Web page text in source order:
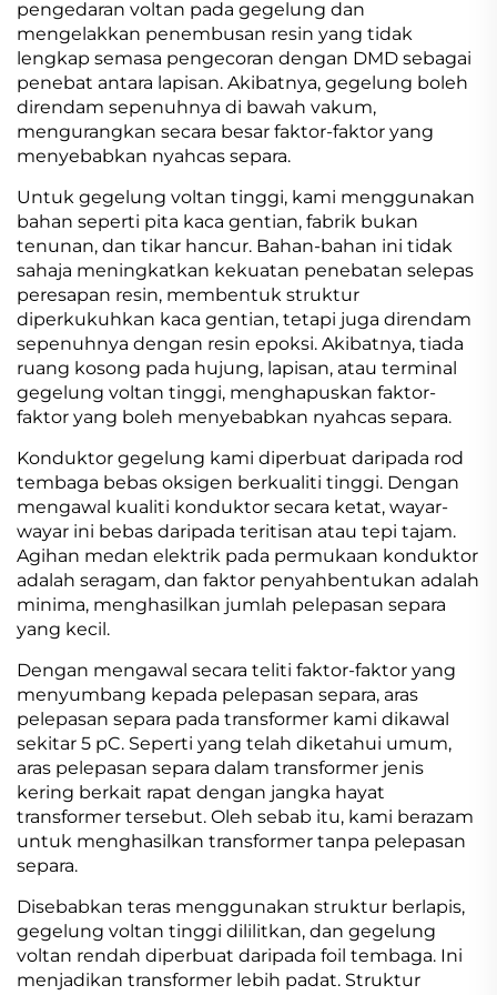
pengedaran voltan pada gegelung dan
mengelakkan penembusan resin yang tidak
lengkap semasa pengecoran dengan DMD sebagai
penebat antara lapisan. Akibatnya, gegelung boleh
direndam sepenuhnya di bawah vakum,
mengurangkan secara besar faktor-faktor yang
menyebabkan nyahcas separa.
Untuk gegelung voltan tinggi, kami menggunakan
bahan seperti pita kaca gentian, fabrik bukan
tenunan, dan tikar hancur. Bahan-bahan ini tidak
sahaja meningkatkan kekuatan penebatan selepas
peresapan resin, membentuk struktur
diperkukuhkan kaca gentian, tetapi juga direndam
sepenuhnya dengan resin epoksi. Akibatnya, tiada
ruang kosong pada hujung, lapisan, atau terminal
gegelung voltan tinggi, menghapuskan faktor-
faktor yang boleh menyebabkan nyahcas separa.
Konduktor gegelung kami diperbuat daripada rod
tembaga bebas oksigen berkualiti tinggi. Dengan
mengawal kualiti konduktor secara ketat, wayar-
wayar ini bebas daripada teritisan atau tepi tajam.
Agihan medan elektrik pada permukaan konduktor
adalah seragam, dan faktor penyahbentukan adalah
minima, menghasilkan jumlah pelepasan separa
yang kecil.
Dengan mengawal secara teliti faktor-faktor yang
menyumbang kepada pelepasan separa, aras
pelepasan separa pada transformer kami dikawal
sekitar 5 pC. Seperti yang telah diketahui umum,
aras pelepasan separa dalam transformer jenis
kering berkait rapat dengan jangka hayat
transformer tersebut. Oleh sebab itu, kami berazam
untuk menghasilkan transformer tanpa pelepasan
separa.
Disebabkan teras menggunakan struktur berlapis,
gegelung voltan tinggi dililitkan, dan gegelung
voltan rendah diperbuat daripada foil tembaga. Ini
menjadikan transformer lebih padat. Struktur